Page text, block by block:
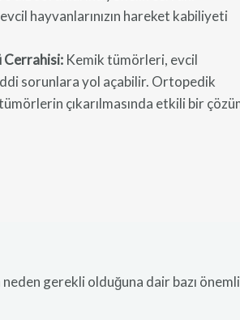
hayvanlarınızın hareket kabiliyeti
Cerrahisi: Kemik tümörleri, evcil
sorunlara yol açabilir. Ortopedik
çıkarılmasında etkili bir
gerekli olduğuna dair bazı önemli